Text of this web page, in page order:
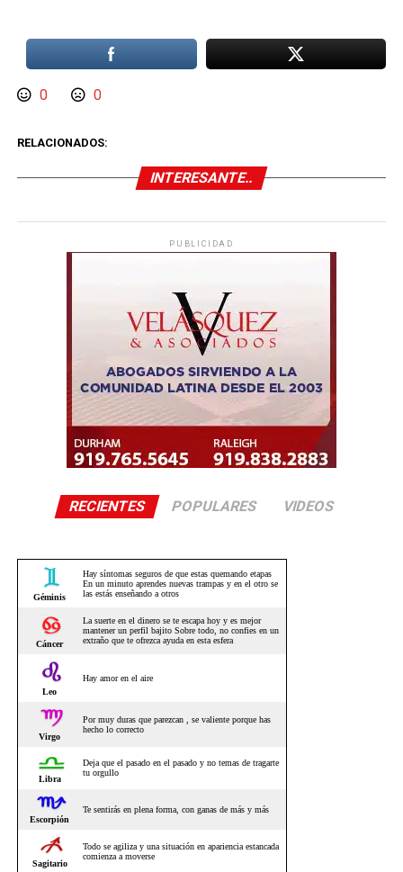
0 0
RELACIONADOS:
INTERESANTE..
PUBLICIDAD
RECIENTES POPULARES VIDEOS